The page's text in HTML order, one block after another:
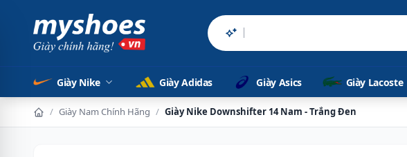
Sản phẩm chính
Giày Nike Giày Adidas Giày Asics Giày Lacoste
/ Giày Nam Chính Hãng / Giày Nike Downshifter 14 Nam - Trắng Đen